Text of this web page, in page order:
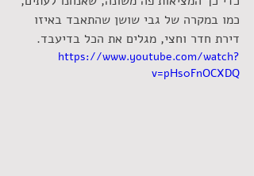
כמו במקרה של גבי שושן שהתאבד באיזו
דירת חדר וחצי, מגלים את הכל בדיעבד.
https://www.youtube.com/watch?
v=pHs0FnOCXDQ